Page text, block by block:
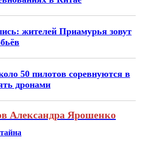
жителей Приамурья зовут
50 пилотов соревнуются в
дронами
Александра Ярошенко